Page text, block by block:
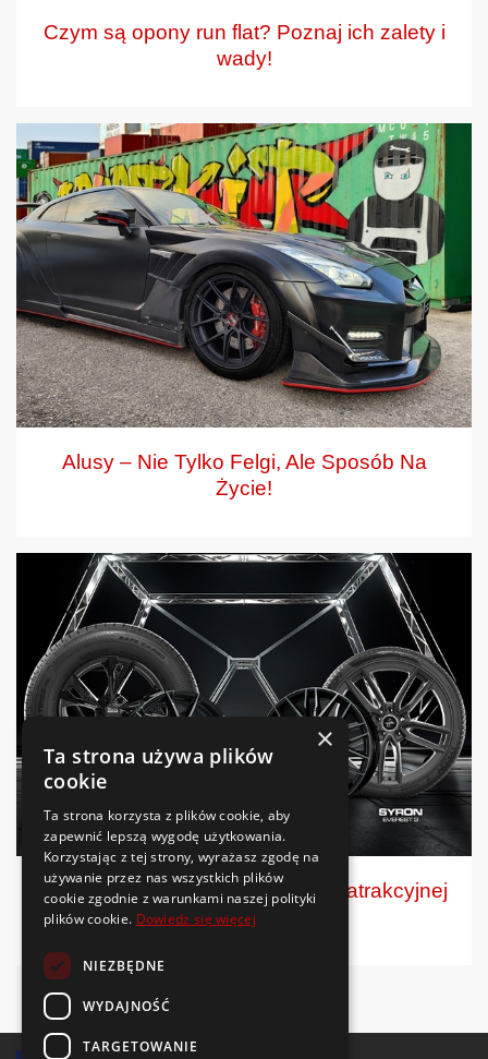
Czym są opony run flat? Poznaj ich zalety i
wady!
Alusy – Nie Tylko Felgi, Ale Sposób Na
Życie!
Berlin Tires: niemieckie opony w atrakcyjnej
cenie
×
Ta strona używa plików
cookie
Ta strona korzysta z plików cookie, aby
zapewnić lepszą wygodę użytkowania.
Korzystając z tej strony, wyrażasz zgodę na
używanie przez nas wszystkich plików
cookie zgodnie z warunkami naszej polityki
plików cookie. Dowiedz się więcej
NIEZBĘDNE
WYDAJNOŚĆ
TARGETOWANIE